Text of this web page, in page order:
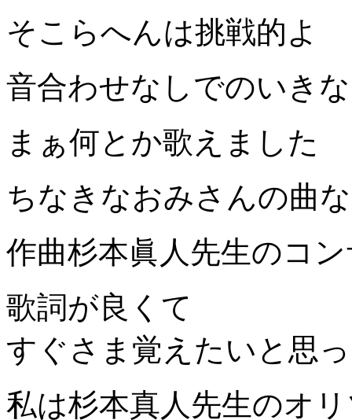
そこらへんは挑戦的よ
音合わせなしでのいき
まぁ何とか歌えました
ちなきなおみさんの曲
作曲杉本眞人先生のコ
歌詞が良くて
すぐさま覚えたいと思
私は杉本真人先生のオ